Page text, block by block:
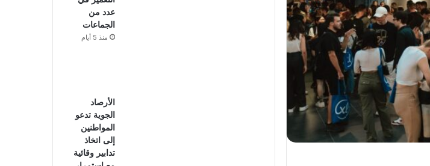
عدد من
الجماعات
منذ 5 أيام
الأرصاد
الجوية تدعو
المواطنين
إلى اتخاذ
تدابير وقائية